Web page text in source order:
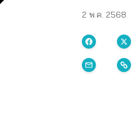
2 พ.ค. 2568